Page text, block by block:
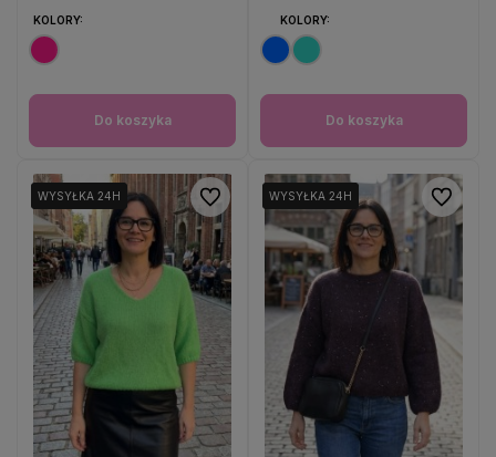
KOLORY:
Do koszyka
KOLORY:
Do koszyka
WYSYŁKA 24H
WYSYŁKA 24H Do ulubionychWYSYŁKA 24H
WYSYŁKA 24H Do